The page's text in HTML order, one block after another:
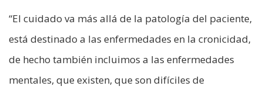
“El cuidado va más allá de la patología del paciente,
está destinado a las enfermedades en la cronicidad,
de hecho también incluimos a las enfermedades
mentales, que existen, que son difíciles de